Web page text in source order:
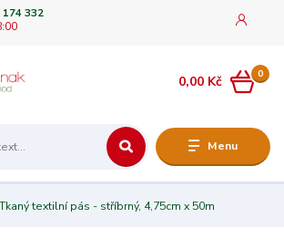
Menu
174 332
0
0,00 Kč
textilní pás - stříbrný, 4,75cm x 50m